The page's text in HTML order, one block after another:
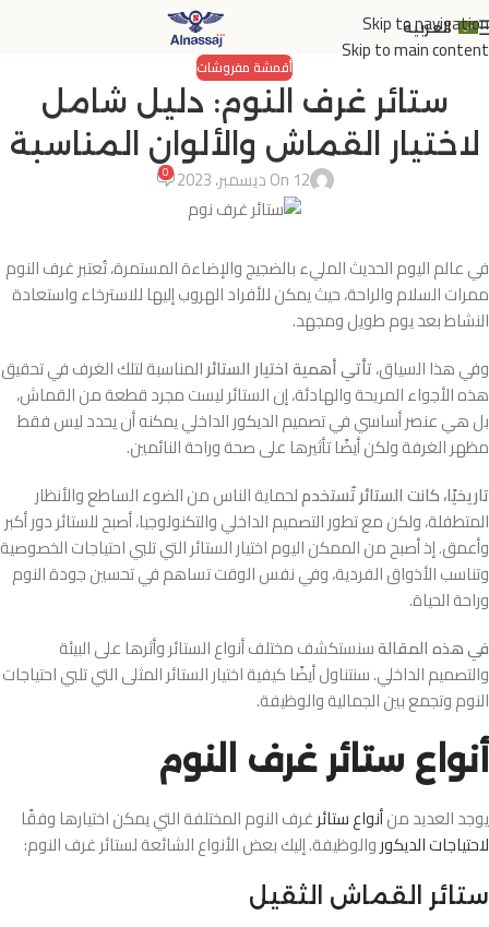
Skip to navigation
Skip to main content
العربية
أقمشة مفروشات
ستائر غرف النوم: دليل شامل
لاختيار القماش والألوان المناسبة
On 12 ديسمبر، 2023 0
في عالم اليوم الحديث المليء بالضجيج والإضاءة المستمرة، تُعتبر غرف النوم
ممرات السلام والراحة، حيث يمكن للأفراد الهروب إليها للاسترخاء واستعادة
النشاط بعد يوم طويل ومجهد.
وفي هذا السياق،تأتي أهمية اختيار الستائرالمناسبة لتلك الغرف في تحقيق
هذه الأجواء المريحة والهادئة، إن الستائر ليست مجرد قطعة من القماش،
بل هي عنصر أساسي في تصميم الديكور الداخلي يمكنه أن يحدد ليس فقط
مظهر الغرفة ولكن أيضًا تأثيرها على صحة وراحة النائمين.
تاريخيًا، كانت الستائر تُستخدملحماية الناس من الضوء الساطع والأنظار
المتطفلة، ولكن مع تطور التصميم الداخلي والتكنولوجيا، أصبح للستائر دور أكبر
وأعمق. إذ أصبح من الممكن اليوم اختيار الستائر التي تلبي احتياجات الخصوصية
وتناسب الأذواق الفردية، وفي نفس الوقت تساهم في تحسين جودة النوم
وراحة الحياة.
في هذه المقالةسنستكشف مختلف أنواع الستائر وأثرها على البيئة
والتصميم الداخلي. سنتناول أيضًا كيفية اختيار الستائر المثلى التي تلبي احتياجات
النوم وتجمع بين الجمالية والوظيفة.
أنواع ستائر غرف النوم
يوجد العديد منأنواع ستائرغرف النوم المختلفة التي يمكن اختيارها وفقًا
لاحتياجات الديكوروالوظيفة. إليك بعض الأنواع الشائعة لستائر غرف النوم:
ستائر القماش الثقيل